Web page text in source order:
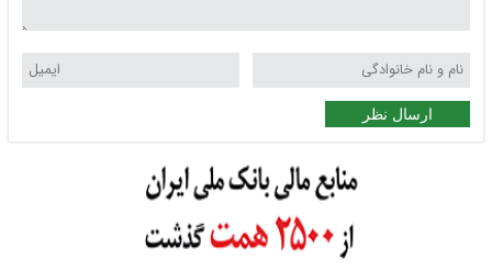
ارسال نظر